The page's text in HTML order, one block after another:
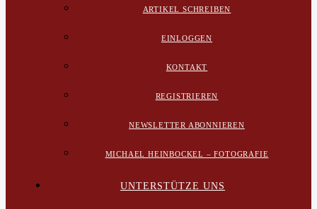
ARTIKEL SCHREIBEN
EINLOGGEN
KONTAKT
REGISTRIEREN
NEWSLETTER ABONNIEREN
MICHAEL HEINBOCKEL – FOTOGRAFIE
UNTERSTÜTZE UNS